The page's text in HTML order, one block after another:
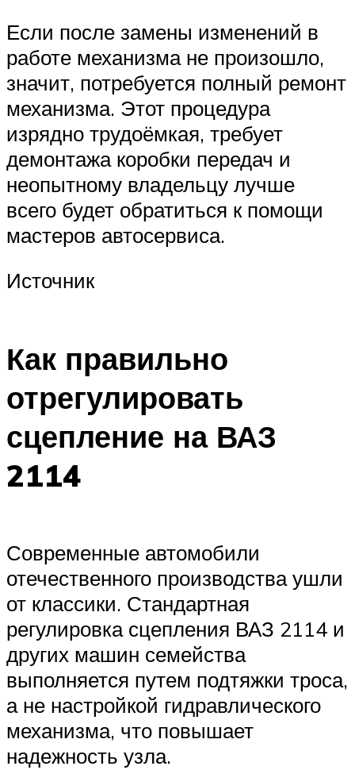
Если после замены изменений в
работе механизма не произошло,
значит, потребуется полный ремонт
механизма. Этот процедура
изрядно трудоёмкая, требует
демонтажа коробки передач и
неопытному владельцу лучше
всего будет обратиться к помощи
мастеров автосервиса.
Источник
Как правильно
отрегулировать
сцепление на ВАЗ
2114
Современные автомобили
отечественного производства ушли
от классики. Стандартная
регулировка сцепления ВАЗ 2114 и
других машин семейства
выполняется путем подтяжки троса,
а не настройкой гидравлического
механизма, что повышает
надежность узла.